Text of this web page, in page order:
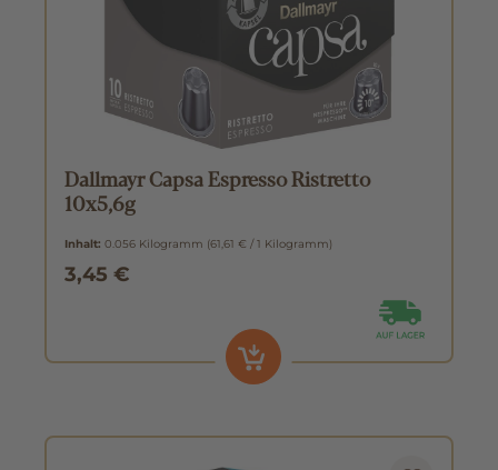
Dallmayr Capsa Espresso Ristretto
10x5,6g
Inhalt: 0.056 Kilogramm (61,61 € / 1 Kilogramm)
3,45 €